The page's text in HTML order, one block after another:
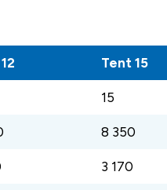
Tent 15
15
8 350
3 170